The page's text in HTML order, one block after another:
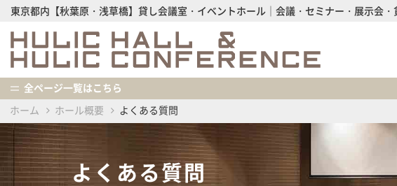
東京都内【秋葉原・浅草橋】貸し会議室・イベントホール│会議・セミナー・展示会・
HULIC
全ページ一覧はこちら
ホーム
ホール概要 よくある質問
よくある質問